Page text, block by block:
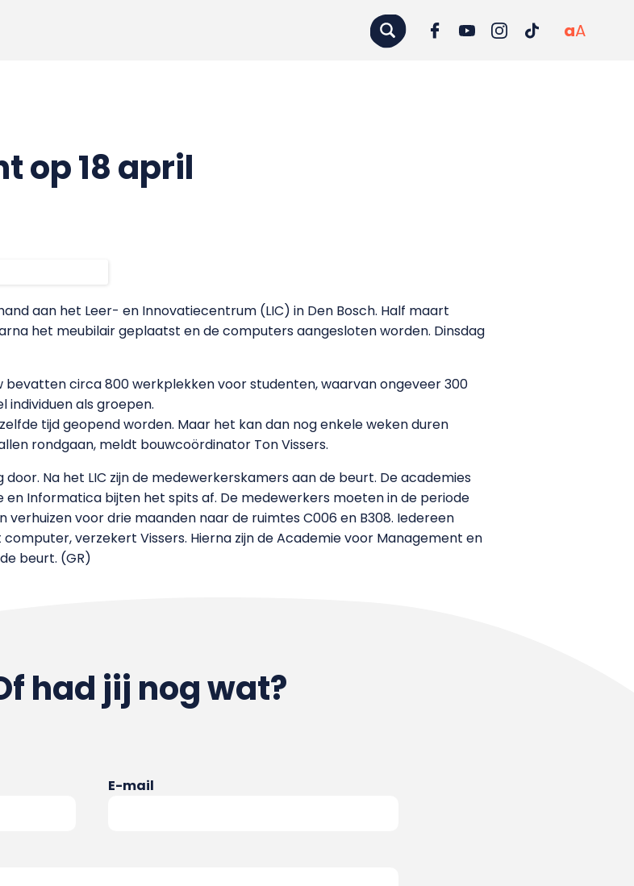
aA
op 18 april
aan het Leer- en Innovatiecentrum (LIC) in Den Bosch. Half maart
het meubilair geplaatst en de computers aangesloten worden. Dinsdag
circa 800 werkplekken voor studenten, waarvan ongeveer 300
individuen als groepen.
tijd geopend worden. Maar het kan dan nog enkele weken duren
rondgaan, meldt bouwcoördinator Ton Vissers.
Na het LIC zijn de medewerkerskamers aan de beurt. De academies
en Informatica bijten het spits af. De medewerkers moeten in de periode
voor drie maanden naar de ruimtes C006 en B308. Iedereen
verzekert Vissers. Hierna zijn de Academie voor Management en
beurt. (GR)
had jij nog wat?
E-mail